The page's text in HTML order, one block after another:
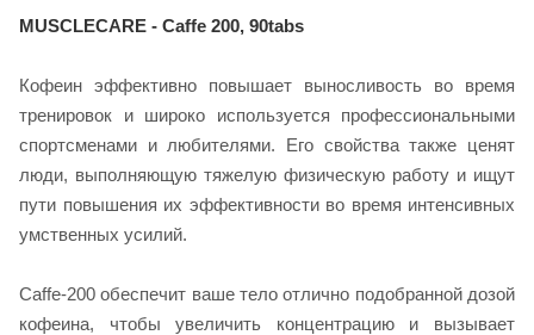
MUSCLECARE - Caffe 200, 90tabs
Кофеин эффективно повышает выносливость во время
тренировок и широко используется профессиональными
спортсменами и любителями. Его свойства также ценят
люди, выполняющую тяжелую физическую работу и ищут
пути повышения их эффективности во время интенсивных
умственных усилий.
Caffe-200 обеспечит ваше тело отлично подобранной дозой
кофеина, чтобы увеличить концентрацию и вызывает